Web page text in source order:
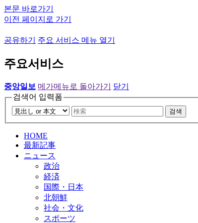
본문 바로가기
이전 페이지로 가기
공유하기 주요 서비스 메뉴 열기
주요서비스
중앙일보 메가메뉴로 돌아가기
닫기
검색어 입력폼
검색
HOME
最新記事
ニュース
政治
経済
国際・日本
北朝鮮
社会・文化
スポーツ